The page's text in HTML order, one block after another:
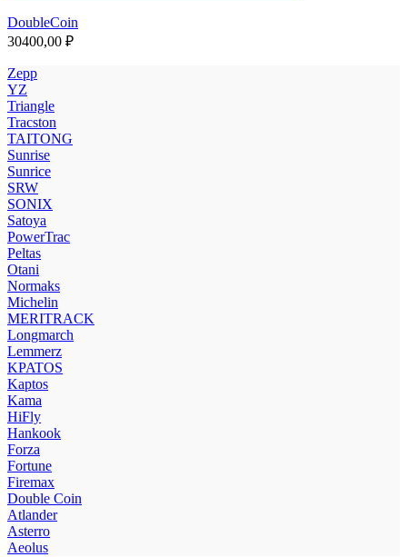
DoubleCoin
30400,00 ₽
Zepp
YZ
Triangle
Tracston
TAITONG
Sunrise
Sunrice
SRW
SONIX
Satoya
PowerTrac
Peltas
Otani
Normaks
Michelin
MERITRACK
Longmarch
Lemmerz
KPATOS
Kaptos
Kama
HiFly
Hankook
Forza
Fortune
Firemax
Double Coin
Atlander
Asterro
Aeolus